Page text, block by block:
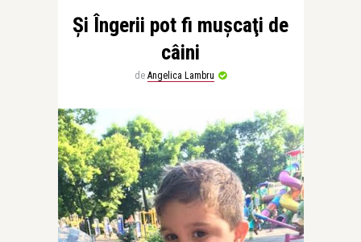
Şi Îngerii pot fi muşcaţi de
câini
de Angelica Lambru